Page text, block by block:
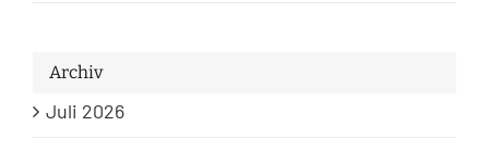
Archiv
Juli 2026